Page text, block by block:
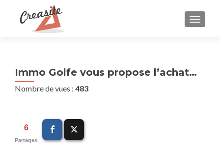
Immo Golfe vous propose l’achat…
Nombre de vues : 483
6
Partages